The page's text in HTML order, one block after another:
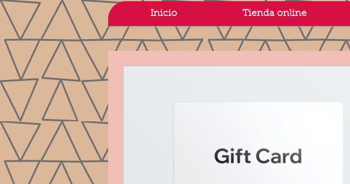
Inicio Tienda online